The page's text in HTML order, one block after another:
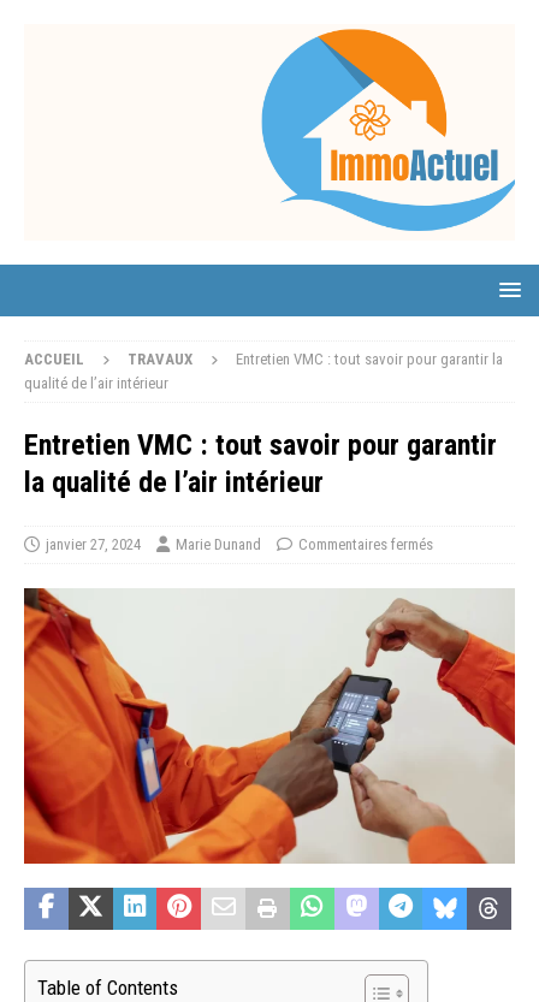
ACCUEIL TRAVAUX
Entretien VMC : tout savoir pour garantir la
qualité de l’air intérieur
Entretien VMC : tout savoir pour garantir
la qualité de l’air intérieur
janvier 27, 2024 Marie Dunand Commentaires fermés
Table of Contents